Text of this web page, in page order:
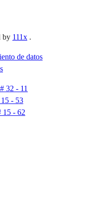
by 111x .
de datos
32 - 11
- 53
15 - 62